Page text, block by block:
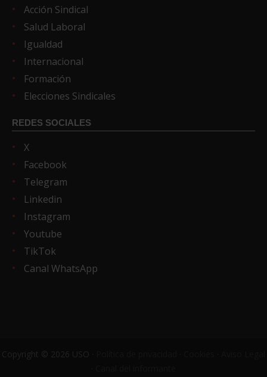
Acción Sindical
Salud Laboral
Igualdad
Internacional
Formación
Elecciones Sindicales
REDES SOCIALES
X
Facebook
Telegram
Linkedin
Instagram
Youtube
TikTok
Canal WhatsApp
Copyright © 2026 USO ·